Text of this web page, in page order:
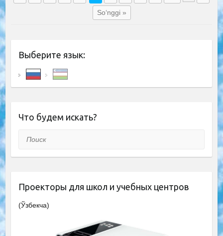
So‘nggi »
Выберите язык:
Что будем искать?
Поиск
Проекторы для школ и учебных центров
(Ўзбекча)